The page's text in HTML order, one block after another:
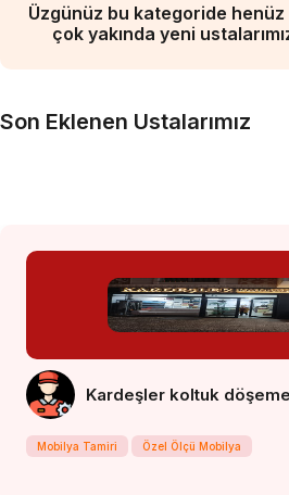
Üzgünüz bu kategoride henüz
çok yakında yeni
Son Eklenen Ustalarımız
Kardeşler koltuk döşeme
Mobilya Tamiri Özel Ölçü Mobilya